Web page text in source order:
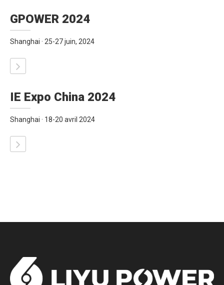
GPOWER 2024
Shanghai · 25-27 juin, 2024
IE Expo China 2024
Shanghai · 18-20 avril 2024